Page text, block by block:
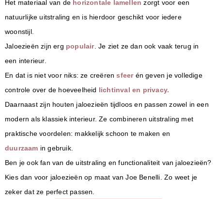
Het materiaal van de horizontale lamellenzorgt voor een
natuurlijke uitstraling en is hierdoor geschikt voor iedere
woonstijl.
Jaloezieën zijn erg populair. Je ziet ze dan ook vaak terug in
een interieur.
En dat is niet voor niks: ze creërensfeerén geven je volledige
controle over de hoeveelheid lichtinval en privacy.
Daarnaast zijn houten jaloezieën tijdloos en passen zowel in een
modern als klassiek interieur. Ze combineren uitstraling met
praktische voordelen: makkelijk schoon te maken en
duurzaam in gebruik.
Ben je ook fan van de uitstraling en functionaliteit van jaloezieën?
Kies dan voor jaloezieën op maat van Joe Benelli. Zo weet je
zeker dat ze perfect passen.